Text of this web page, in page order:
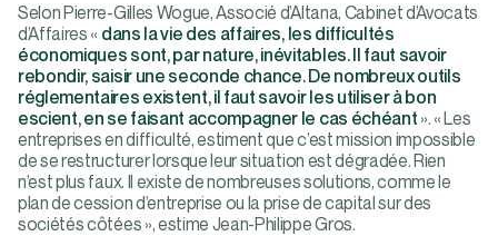
Selon Pierre-Gilles Wogue, Associé d’Altana, Cabinet d’Avocats
d’Affaires « dans la vie des affaires, les difficultés
économiques sont, par nature, inévitables. Il faut savoir
rebondir, saisir une seconde chance. De nombreux outils
réglementaires existent, il faut savoir les utiliser à bon
escient, en se faisant accompagner le cas échéant ». « Les
entreprises en difficulté, estiment que c’est mission impossible
de se restructurer lorsque leur situation est dégradée. Rien
n’est plus faux. Il existe de nombreuses solutions, comme le
plan de cession d’entreprise ou la prise de capital sur des
sociétés côtées », estime Jean-Philippe Gros.